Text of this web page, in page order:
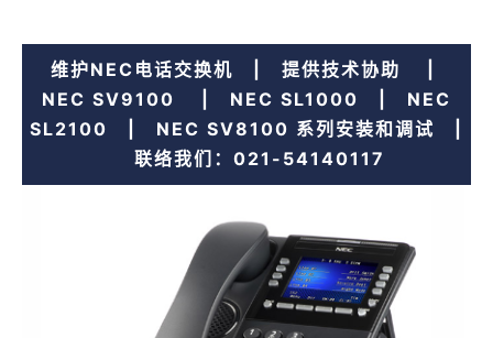
内
维护NEC电话交换机 | 提供技术协助 |
NEC SV9100 | NEC SL1000 | NEC
SL2100 | NEC SV8100 系列安装和调试 |
联络我们：021-54140117